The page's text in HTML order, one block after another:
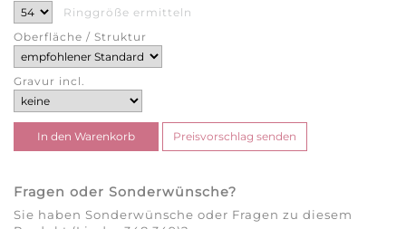
Ringgröße ermitteln
Oberfläche / Struktur
Gravur incl.
Fragen oder Sonderwünsche?
Sie haben Sonderwünsche oder Fragen zu diesem